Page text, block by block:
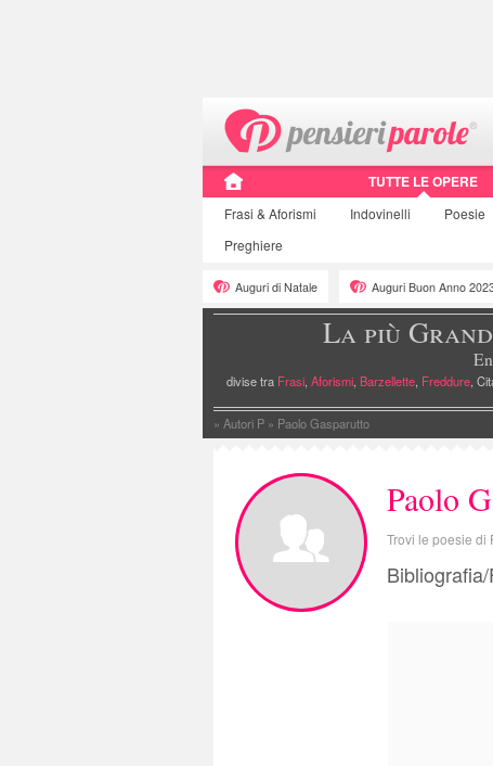
TUTTE LE OPERE
Frasi & Aforismi Indovinelli Poesie
Preghiere
Auguri di Natale Auguri Buon Anno
La più
divise tra Frasi, Aforismi, Barzellette, Freddure,
» Autori P » Paolo Gasparutto
Paolo
Trovi le poesie di